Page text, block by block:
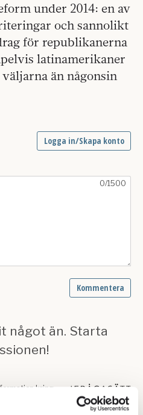
under 2014: en av
och sannolikt
för republikanerna
latinamerikaner
än någonsin